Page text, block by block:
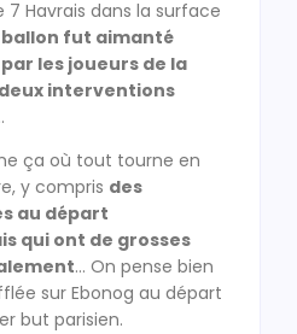
7 Havrais dans la surface
ballon fut aimanté
les joueurs de la
interventions
ça où tout tourne en
y compris des
au départ
qui ont de grosses
… On pense bien
sur Ebonog au départ
but parisien.